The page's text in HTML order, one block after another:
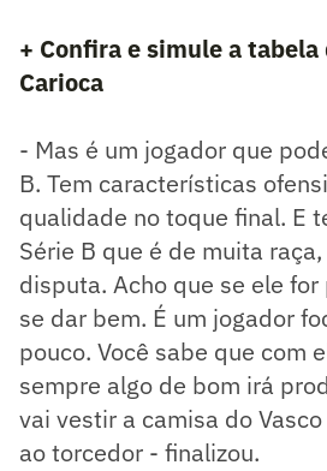
+ Confira e simule a tabela
Carioca
- Mas é um jogador que
B. Tem características
qualidade no toque final. E
Série B que é de muita
disputa. Acho que se ele for
se dar bem. É um jogador
pouco. Você sabe que com
sempre algo de bom irá
vai vestir a camisa do
ao torcedor - finalizou.